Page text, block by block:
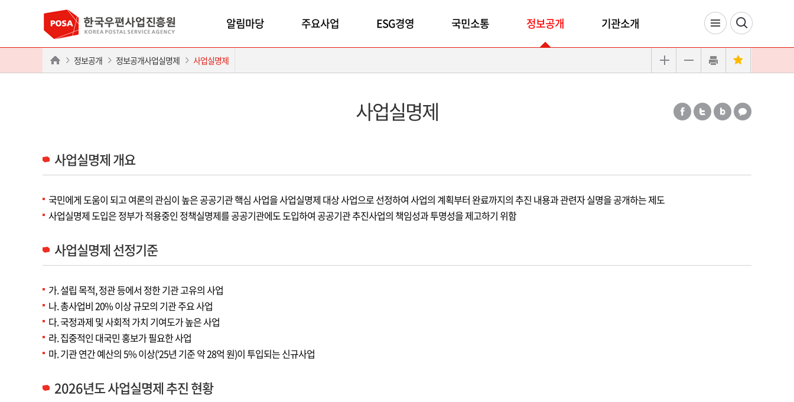
알림마당 주요사업 ESG경영 국민소통 정보공개 기관소개
정보공개 정보공개사업실명제 사업실명제
사업실명제
사업실명제 개요
국민에게 도움이 되고 여론의 관심이 높은 공공기관 핵심 사업을 사업실명제 대상 사업으로 선정하여 사업의 계획부터 완료까지의 추진 내용과 관련자 실명을 공개하는 제도
사업실명제 도입은 정부가 적용중인 정책실명제를 공공기관에도 도입하여 공공기관 추진사업의 책임성과 투명성을 제고하기 위함
사업실명제 선정기준
가. 설립 목적, 정관 등에서 정한 기관 고유의 사업
나. 총사업비 20% 이상 규모의 기관 주요 사업
다. 국정과제 및 사회적 가치 기여도가 높은 사업
라. 집중적인 대국민 홍보가 필요한 사업
마. 기관 연간 예산의 5% 이상(‘25년 기준 약 28억 원)이 투입되는 신규사업
2026년도 사업실명제 추진 현황